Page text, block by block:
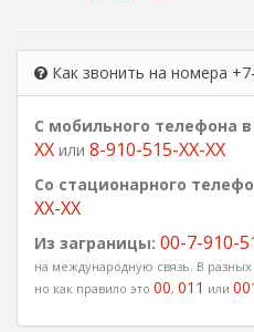
Как звонить на номера
С мобильного телефона
XX или 8-910-515-XX-XX
Со стационарного
XX-XX
Из заграницы: 00-7-910-
на международную связь. В
но как правило это 00, 011 или